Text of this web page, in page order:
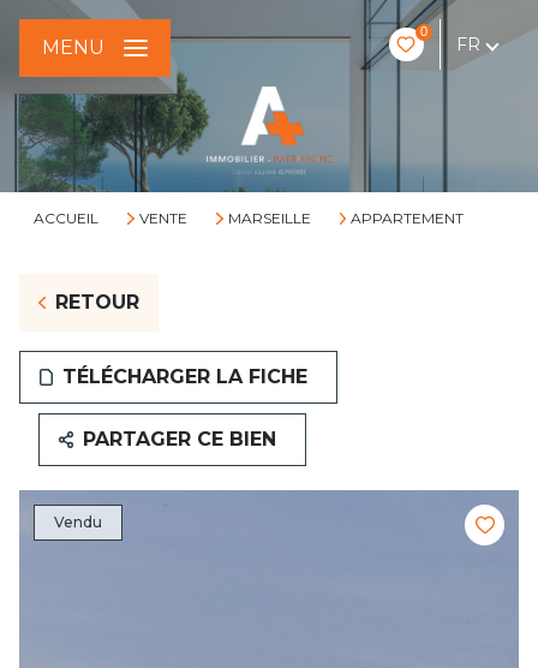
0
FR
MENU
ACCUEIL VENTE MARSEILLE APPARTEMENT
RETOUR
TÉLÉCHARGER LA FICHE
PARTAGER CE BIEN
Vendu